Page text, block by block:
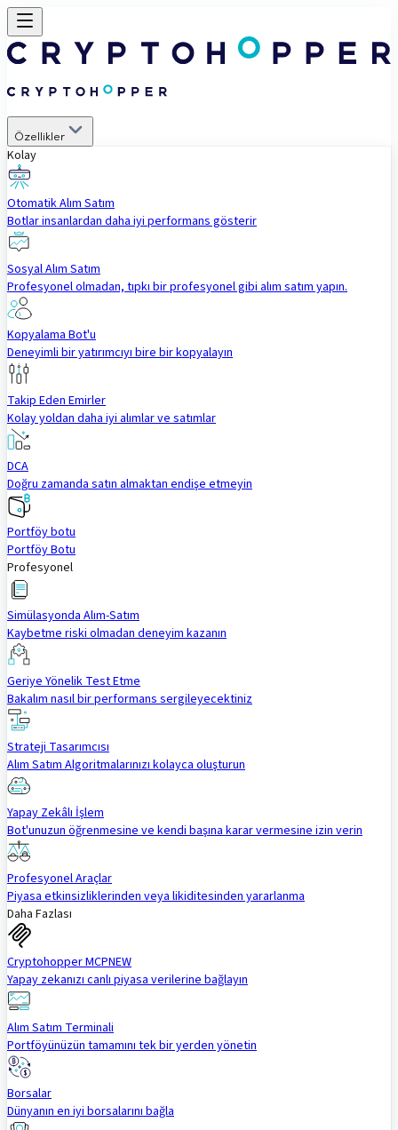
Özellikler
Kolay
Otomatik Alım Satım
Botlar insanlardan daha iyi performans gösterir
Sosyal Alım Satım
Profesyonel olmadan, tıpkı bir profesyonel gibi alım satım yapın.
Kopyalama Bot'u
Deneyimli bir yatırımcıyı bire bir kopyalayın
Takip Eden Emirler
Kolay yoldan daha iyi alımlar ve satımlar
DCA
Doğru zamanda satın almaktan endişe etmeyin
Portföy botu
Portföy Botu
Profesyonel
Simülasyonda Alım-Satım
Kaybetme riski olmadan deneyim kazanın
Geriye Yönelik Test Etme
Bakalım nasıl bir performans sergileyecektiniz
Strateji Tasarımcısı
Alım Satım Algoritmalarınızı kolayca oluşturun
Yapay Zekâlı İşlem
Bot'unuzun öğrenmesine ve kendi başına karar vermesine izin verin
Profesyonel Araçlar
Piyasa etkinsizliklerinden veya likiditesinden yararlanma
Daha Fazlası
Cryptohopper MCPNEW
Yapay zekanızı canlı piyasa verilerine bağlayın
Alım Satım Terminali
Portföyünüzün tamamını tek bir yerden yönetin
Borsalar
Dünyanın en iyi borsalarını bağla